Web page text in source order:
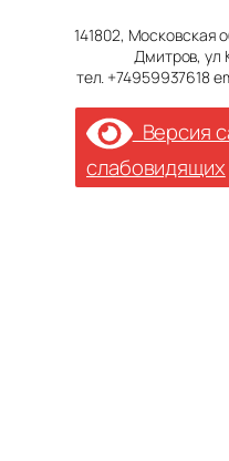
141802, Московская
Дмитров, ул
тел. +74959937618
Версия
слабовидящих